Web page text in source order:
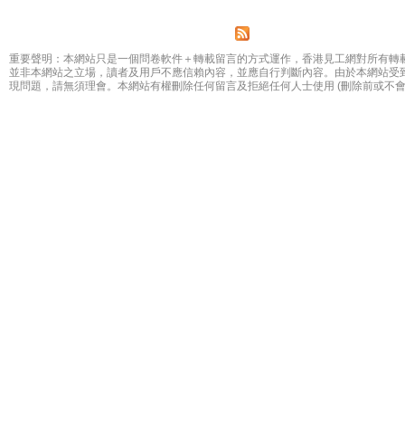
重要聲明：本網站只是一個問卷軟件＋轉載留言的方式運作，香港見工網對所有
並非本網站之立場，讀者及用戶不應信賴內容，並應自行判斷內容。由於本網站
現問題，請無須理會。本網站有權刪除任何留言及拒絕任何人士使用 (刪除前或